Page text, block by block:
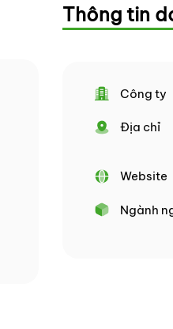
Thông tin
Công ty
Địa chỉ
Website
Ngành